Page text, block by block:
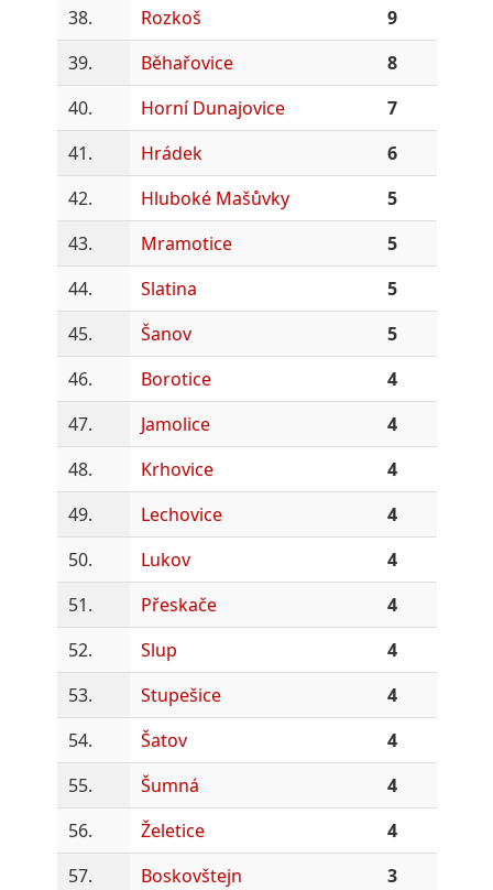
38. Rozkoš
9
39.
Běhařovice
8
40.
Horní Dunajovice
7
41.
Hrádek
6
42.
Hluboké Mašůvky
5
43.
Mramotice
5
44.
Slatina
5
45.
Šanov
5
46.
Borotice
4
47.
Jamolice
4
48.
Krhovice
4
49.
Lechovice
4
50.
Lukov
4
51.
Přeskače
4
52.
Slup
4
53.
Stupešice
4
54.
Šatov
4
55.
Šumná
4
56.
Želetice
4
57.
Boskovštejn
3